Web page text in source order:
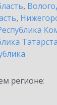
,
,
регионе: